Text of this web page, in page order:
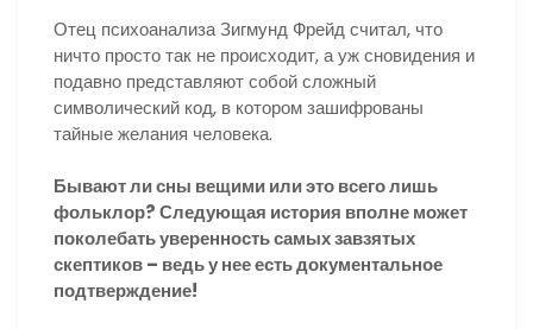
Отец психоанализа Зигмунд Фрейд считал, что
ничто просто так не происходит, а уж сновидения и
подавно представляют собой сложный
символический код, в котором зашифрованы
тайные желания человека.
Бывают ли сны вещими или это всего лишь
фольклор? Следующая история вполне может
поколебать уверенность самых завзятых
скептиков – ведь у нее есть документальное
подтверждение!